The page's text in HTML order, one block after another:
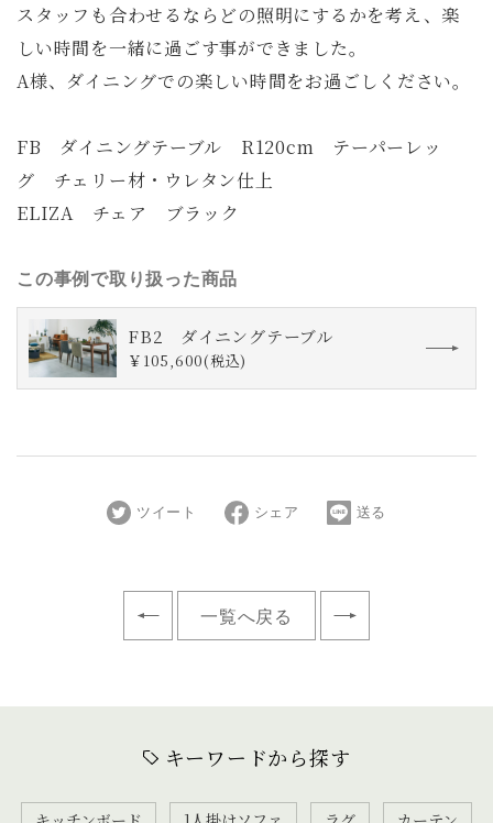
スタッフも合わせるならどの照明にするかを考え、楽
しい時間を一緒に過ごす事ができました。
A様、ダイニングでの楽しい時間をお過ごしください。
FB ダイニングテーブル R120cm テーパーレッ
グ チェリー材・ウレタン仕上
ELIZA チェア ブラック
この事例で取り扱った商品
FB2 ダイニングテーブル
￥105,600(税込)
ツイート シェア 送る
一覧へ戻る
キーワードから探す